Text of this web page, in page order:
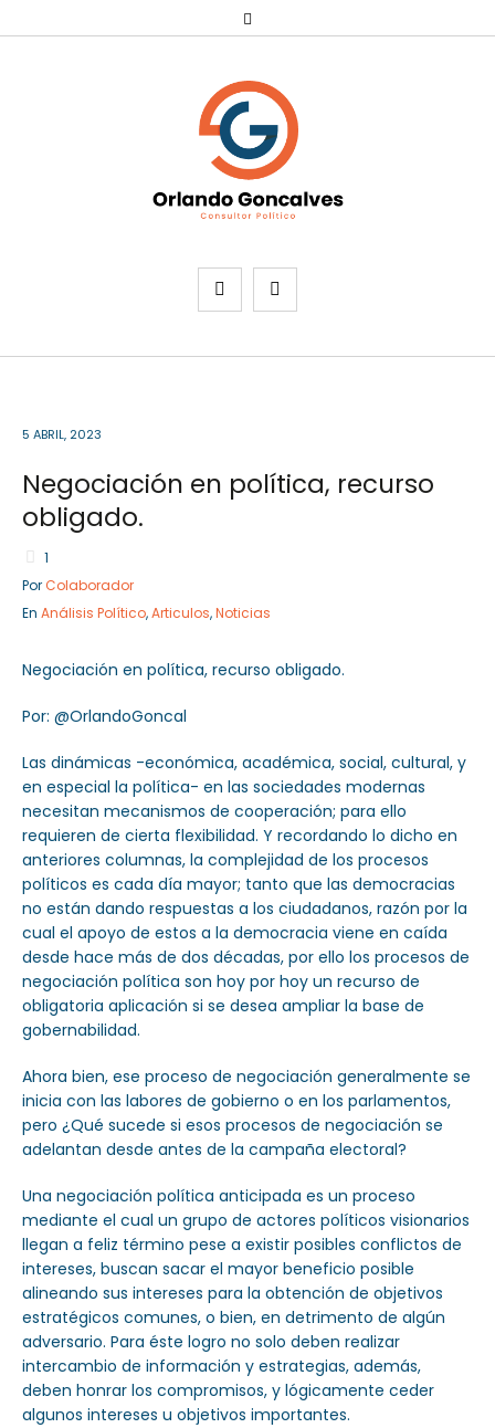
Sector Público
5 ABRIL, 2023
Negociación en política, recurso
obligado.
1
Por Colaborador
En Análisis Político,Articulos,Noticias
Negociación en política, recurso obligado.
Por: @OrlandoGoncal
Las dinámicas -económica, académica, social, cultural, y
en especial la política- en las sociedades modernas
necesitan mecanismos de cooperación; para ello
requieren de cierta flexibilidad. Y recordando lo dicho en
anteriores columnas, la complejidad de los procesos
políticos es cada día mayor; tanto que las democracias
no están dando respuestas a los ciudadanos, razón por la
cual el apoyo de estos a la democracia viene en caída
desde hace más de dos décadas, por ello los procesos de
negociación política son hoy por hoy un recurso de
obligatoria aplicación si se desea ampliar la base de
gobernabilidad.
Ahora bien, ese proceso de negociación generalmente se
inicia con las labores de gobierno o en los parlamentos,
pero ¿Qué sucede si esos procesos de negociación se
adelantan desde antes de la campaña electoral?
Una negociación política anticipada es un proceso
mediante el cual un grupo de actores políticos visionarios
llegan a feliz término pese a existir posibles conflictos de
intereses, buscan sacar el mayor beneficio posible
alineando sus intereses para la obtención de objetivos
estratégicos comunes, o bien, en detrimento de algún
adversario. Para éste logro no solo deben realizar
intercambio de información y estrategias, además,
deben honrar los compromisos, y lógicamente ceder
algunos intereses u objetivos importantes.